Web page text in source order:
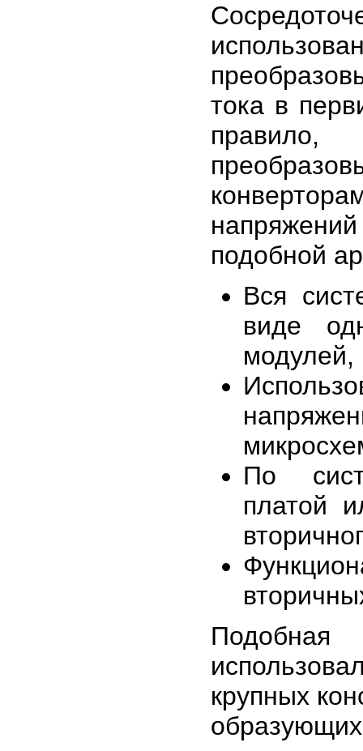
тока в
подобной
Вся
виде
модулей,
По
платой
крупных